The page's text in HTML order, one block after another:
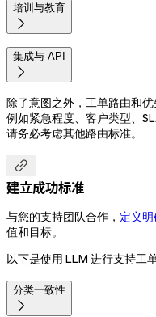
培训与教育

集成与 API

除了意图之外，工单路由和
例如紧急程度、客户类型、
请务必考虑其他路由标准。

建立成功标准
与您的支持团队合作， 定义
值和目标。
以下是使用 LLM 进行支持工
分类一致性
